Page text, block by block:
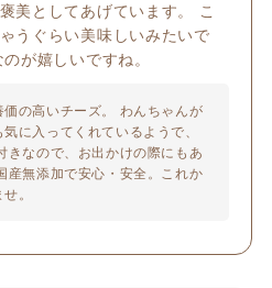
美としてあげています。 こ
うぐらい美味しいみたいで
が嬉しいですね。
の高いチーズ。 わんちゃんが
に入ってくれているようで、
なので、お出かけの際にもあ
産無添加で安心・安全。これか
。